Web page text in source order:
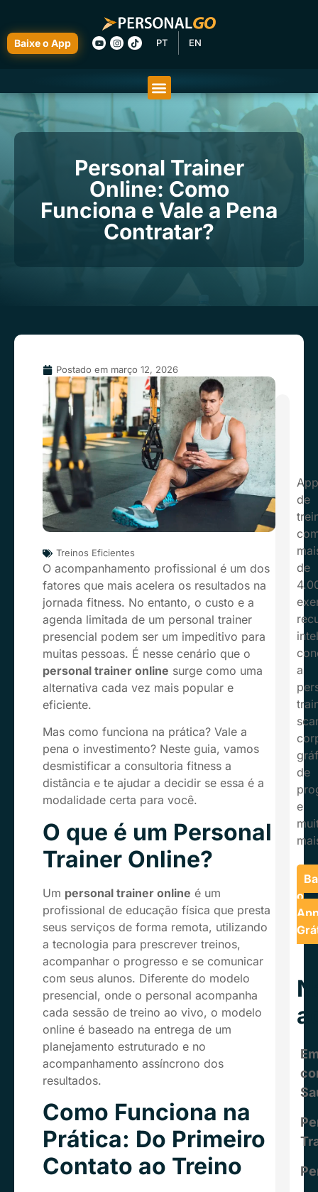
Baixe o App PT EN
Personal Trainer
Online: Como
Funciona e Vale a Pena
Contratar?
Postado em março 12, 2026
Treinos Eficientes
O acompanhamento profissional é um dos
fatores que mais acelera os resultados na
jornada fitness. No entanto, o custo e a
agenda limitada de um personal trainer
presencial podem ser um impeditivo para
muitas pessoas. É nesse cenário que o
personal trainer online surge como uma
alternativa cada vez mais popular e
eficiente.
Mas como funciona na prática? Vale a
pena o investimento? Neste guia, vamos
desmistificar a consultoria fitness a
distância e te ajudar a decidir se essa é a
modalidade certa para você.
O que é um Personal
Trainer Online?
Um personal trainer online é um
profissional de educação física que presta
seus serviços de forma remota, utilizando
a tecnologia para prescrever treinos,
acompanhar o progresso e se comunicar
com seus alunos. Diferente do modelo
presencial, onde o personal acompanha
cada sessão de treino ao vivo, o modelo
online é baseado na entrega de um
planejamento estruturado e no
acompanhamento assíncrono dos
resultados.
Como Funciona na
Prática: Do Primeiro
Contato ao Treino
App
de
de
a
de
e
o